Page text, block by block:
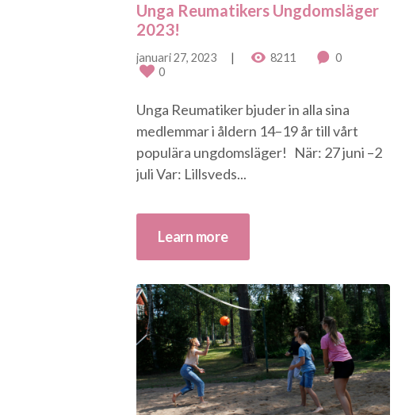
Unga Reumatikers Ungdomsläger
2023!
januari 27, 2023 8211
0
0
Unga Reumatiker bjuder in alla sina
medlemmar i åldern 14–19 år till vårt
populära ungdomsläger! När: 27 juni –2
juli Var: Lillsveds...
Learn more